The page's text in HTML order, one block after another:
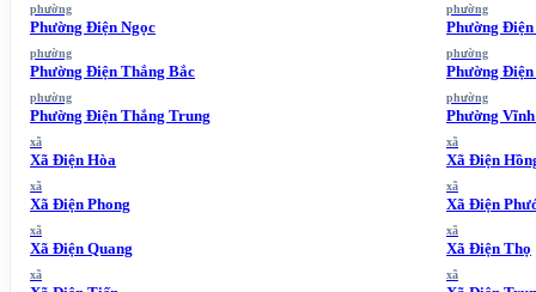
phường
Phường Điện Ngọc
phường
Phường
phường
Phường Điện Thắng Bắc
phường
Phường
phường
Phường Điện Thắng Trung
phường
Phường
xã
Xã Điện Hòa
xã
Xã Điện
xã
Xã Điện Phong
xã
Xã Điện
xã
Xã Điện Quang
xã
Xã Điện Thọ
xã xã